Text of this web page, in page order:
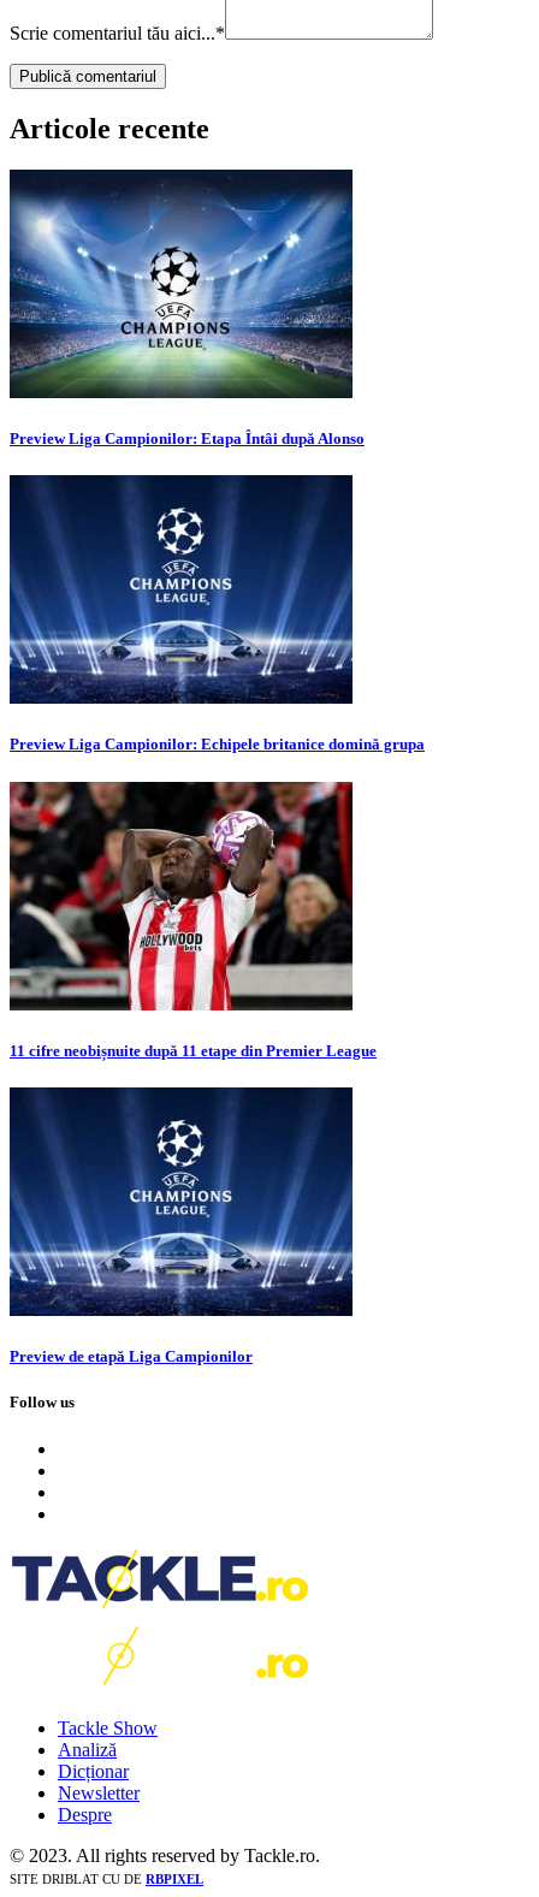
Scrie comentariul tău aici...*
Articole recente
Preview Liga Campionilor: Etapa Întâi după Alonso
Preview Liga Campionilor: Echipele britanice domină grupa
11 cifre neobișnuite după 11 etape din Premier League
Preview de etapă Liga Campionilor
Follow us
Tackle Show
Analiză
Dicționar
Newsletter
Despre
© 2023. All rights reserved by Tackle.ro.
SITE DRIBLAT CU DE RBPIXEL